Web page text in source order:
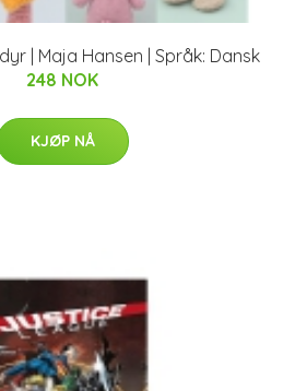
| Maja Hansen | Språk: Dansk
248 NOK
KJØP NÅ